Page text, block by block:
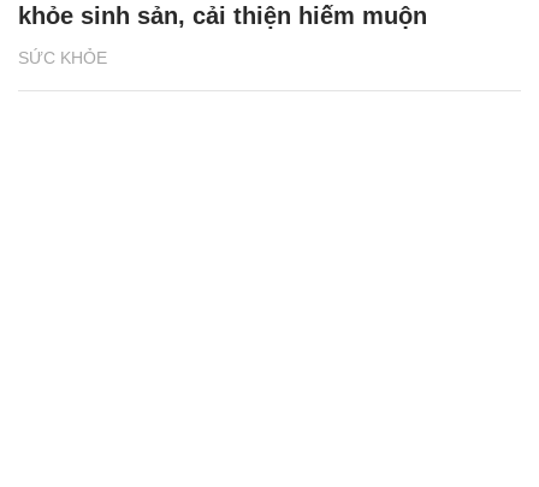
SỨC KHỎE
khỏe sinh sản, cải thiện hiếm muộn